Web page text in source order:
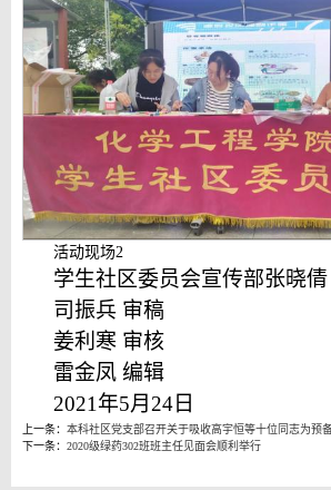
活动现场2
学生社区委员会宣传部张晓
司振兵 审稿
姜利寒 审核
雷金凤 编辑
2021年5月24日
上一条： 本科社区党支部召开关于吸收高宇恒等十位同志为预
下一条： 2020级绿药302班班主任见面会顺利举行